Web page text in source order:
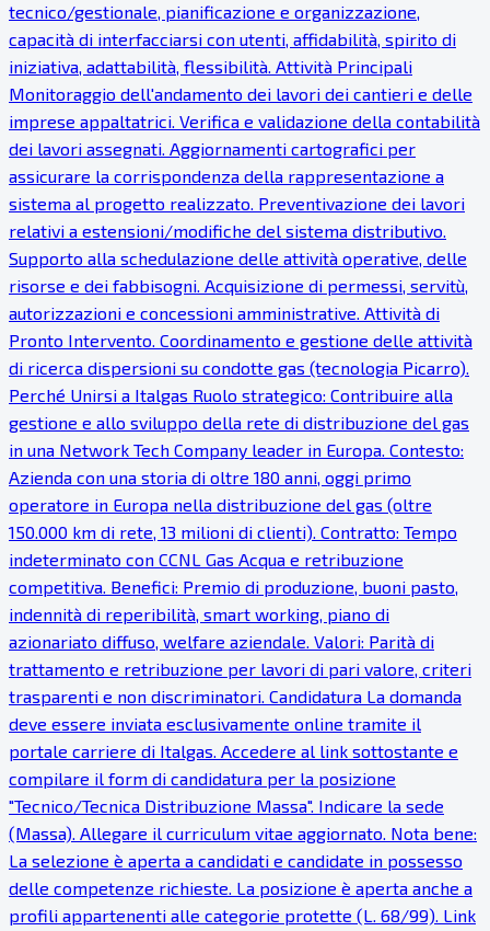
tecnico/gestionale, pianificazione e organizzazione,
capacità di interfacciarsi con utenti, affidabilità, spirito di
iniziativa, adattabilità, flessibilità. Attività Principali
Monitoraggio dell'andamento dei lavori dei cantieri e delle
imprese appaltatrici. Verifica e validazione della contabilità
dei lavori assegnati. Aggiornamenti cartografici per
assicurare la corrispondenza della rappresentazione a
sistema al progetto realizzato. Preventivazione dei lavori
relativi a estensioni/modifiche del sistema distributivo.
Supporto alla schedulazione delle attività operative, delle
risorse e dei fabbisogni. Acquisizione di permessi, servitù,
autorizzazioni e concessioni amministrative. Attività di
Pronto Intervento. Coordinamento e gestione delle attività
di ricerca dispersioni su condotte gas (tecnologia Picarro).
Perché Unirsi a Italgas Ruolo strategico: Contribuire alla
gestione e allo sviluppo della rete di distribuzione del gas
in una Network Tech Company leader in Europa. Contesto:
Azienda con una storia di oltre 180 anni, oggi primo
operatore in Europa nella distribuzione del gas (oltre
150.000 km di rete, 13 milioni di clienti). Contratto: Tempo
indeterminato con CCNL Gas Acqua e retribuzione
competitiva. Benefici: Premio di produzione, buoni pasto,
indennità di reperibilità, smart working, piano di
azionariato diffuso, welfare aziendale. Valori: Parità di
trattamento e retribuzione per lavori di pari valore, criteri
trasparenti e non discriminatori. Candidatura La domanda
deve essere inviata esclusivamente online tramite il
portale carriere di Italgas. Accedere al link sottostante e
compilare il form di candidatura per la posizione
"Tecnico/Tecnica Distribuzione Massa". Indicare la sede
(Massa). Allegare il curriculum vitae aggiornato. Nota bene:
La selezione è aperta a candidati e candidate in possesso
delle competenze richieste. La posizione è aperta anche a
profili appartenenti alle categorie protette (L. 68/99). Link